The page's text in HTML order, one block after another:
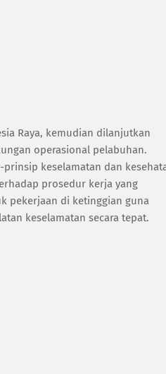
Raya, kemudian dilanjutkan
operasional pelabuhan.
prinsip keselamatan dan
prosedur kerja yang
pekerjaan di ketinggian guna
keselamatan secara tepat.